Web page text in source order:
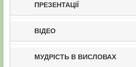
ПРЕЗЕНТАЦІЇ
ВІДЕО
МУДРІСТЬ В ВИСЛОВАХ